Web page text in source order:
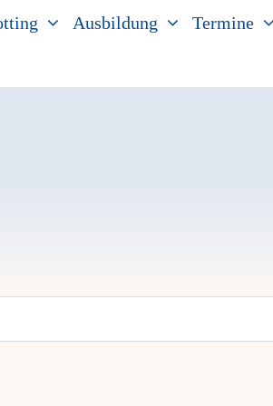
Ausbildung Termine